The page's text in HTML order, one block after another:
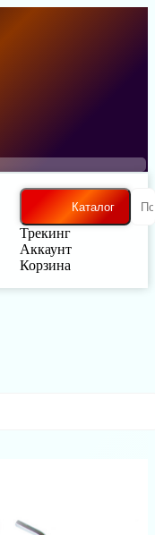
Каталог
Трекинг
Аккаунт
Корзина